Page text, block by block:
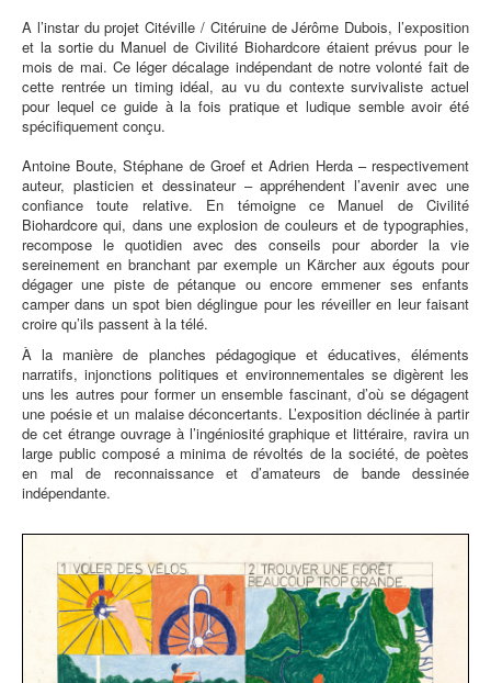
A l’instar du projet Citéville / Citéruine de Jérôme Dubois, l’exposition
et la sortie du Manuel de Civilité Biohardcore étaient prévus pour le
mois de mai. Ce léger décalage indépendant de notre volonté fait de
cette rentrée un timing idéal, au vu du contexte survivaliste actuel
pour lequel ce guide à la fois pratique et ludique semble avoir été
spécifiquement conçu.
Antoine Boute, Stéphane de Groef et Adrien Herda – respectivement
auteur, plasticien et dessinateur – appréhendent l’avenir avec une
confiance toute relative. En témoigne ce Manuel de Civilité
Biohardcore qui, dans une explosion de couleurs et de typographies,
recompose le quotidien avec des conseils pour aborder la vie
sereinement en branchant par exemple un Kärcher aux égouts pour
dégager une piste de pétanque ou encore emmener ses enfants
camper dans un spot bien déglingue pour les réveiller en leur faisant
croire qu’ils passent à la télé.
À la manière de planches pédagogique et éducatives, éléments
narratifs, injonctions politiques et environnementales se digèrent les
uns les autres pour former un ensemble fascinant, d’où se dégagent
une poésie et un malaise déconcertants. L’exposition déclinée à partir
de cet étrange ouvrage à l’ingéniosité graphique et littéraire, ravira un
large public composé a minima de révoltés de la société, de poètes
en mal de reconnaissance et d’amateurs de bande dessinée
indépendante.